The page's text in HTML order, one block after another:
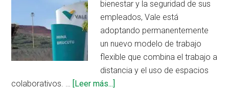
bienestar y la seguridad de sus
empleados, Vale está
adoptando permanentemente
un nuevo modelo de trabajo
flexible que combina el trabajo a
distancia y el uso de espacios
colaborativos. … [Leer más...]